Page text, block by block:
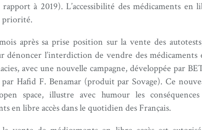
à 2019). L’accessibilité des médicaments en
priorité.
après sa prise position sur la vente des
dénoncer l’interdiction de vendre des médicaments
avec une nouvelle campagne, développée par
Hafid F. Benamar (produit par Sovage). Ce
space, illustre avec humour les
en libre accès dans le quotidien des Français.